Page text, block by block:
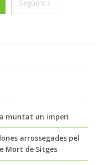
Següent Següent
muntat un imperi
arrossegades pel
Mort de Sitges